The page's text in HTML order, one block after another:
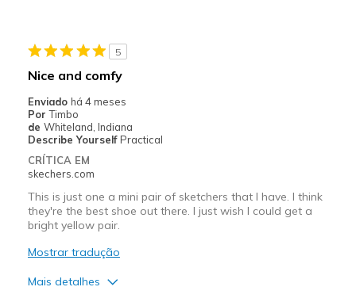
Walking or running
Width
Sizing
View On Shoes
Shoes are for Wearing
5
Nice and comfy
Enviado há 4 meses
Por Timbo
de Whiteland, Indiana
Describe Yourself Practical
CRÍTICA EM
skechers.com
This is just one a mini pair of sketchers that I have. I think
they're the best shoe out there. I just wish I could get a
bright yellow pair.
Mostrar tradução
Mais detalhes